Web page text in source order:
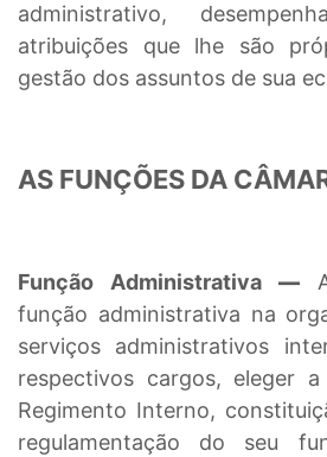
administrativo,
atribuições que lhe são
gestão dos assuntos de sua
AS FUNÇÕES DA
Função Administrativa —
função administrativa na
serviços administrativos
respectivos cargos, eleger
Regimento Interno,
regulamentação do seu